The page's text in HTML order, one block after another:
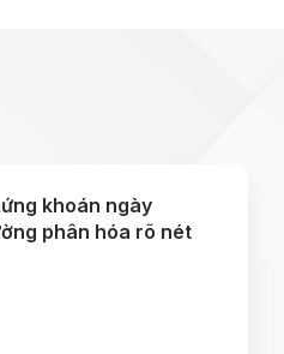
khoán ngày
phân hóa rõ nét